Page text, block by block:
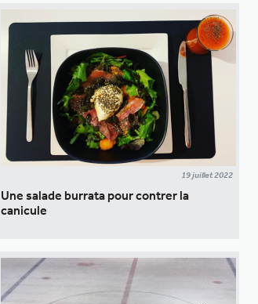
19 juillet 2022
Une salade burrata pour contrer la
canicule